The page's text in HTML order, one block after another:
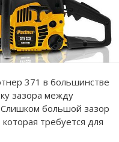
371 в большинстве
зазора между
большой зазор
требуется для